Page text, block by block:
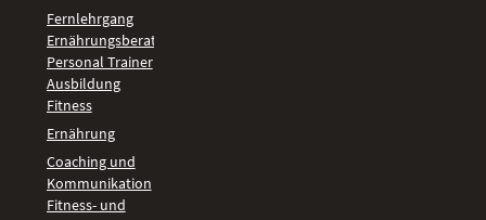
Fernlehrgang
Ernährungsberater
Personal Trainer
Ausbildung
Fitness
Ernährung
Coaching und
Kommunikation
Fitness- und